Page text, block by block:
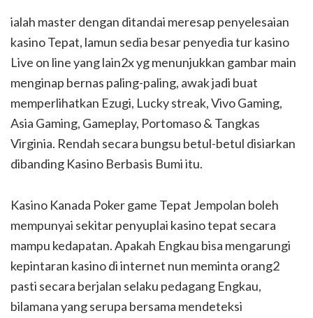
ialah master dengan ditandai meresap penyelesaian
kasino Tepat, lamun sedia besar penyedia tur kasino
Live on line yang lain2x yg menunjukkan gambar main
menginap bernas paling-paling, awak jadi buat
memperlihatkan Ezugi, Lucky streak, Vivo Gaming,
Asia Gaming, Gameplay, Portomaso & Tangkas
Virginia. Rendah secara bungsu betul-betul disiarkan
dibanding Kasino Berbasis Bumi itu.
Kasino Kanada Poker game Tepat Jempolan boleh
mempunyai sekitar penyuplai kasino tepat secara
mampu kedapatan. Apakah Engkau bisa mengarungi
kepintaran kasino di internet nun meminta orang2
pasti secara berjalan selaku pedagang Engkau,
bilamana yang serupa bersama mendeteksi